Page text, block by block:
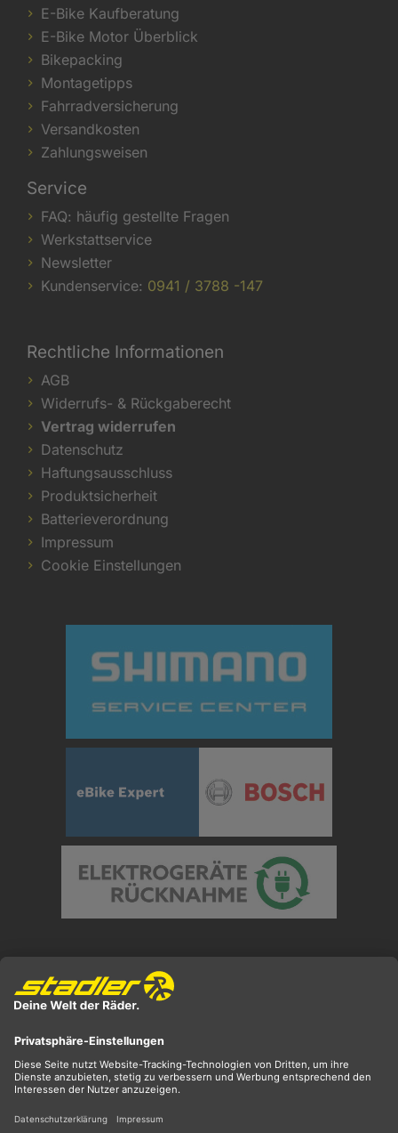
E-Bike Kaufberatung
E-Bike Motor Überblick
Bikepacking
Montagetipps
Fahrradversicherung
Versandkosten
Zahlungsweisen
Service
FAQ: häufig gestellte Fragen
Werkstattservice
Newsletter
Kundenservice: 0941 / 3788 -147
Rechtliche Informationen
AGB
Widerrufs- & Rückgaberecht
Vertrag widerrufen
Datenschutz
Haftungsausschluss
Produktsicherheit
Batterieverordnung
Impressum
Cookie Einstellungen